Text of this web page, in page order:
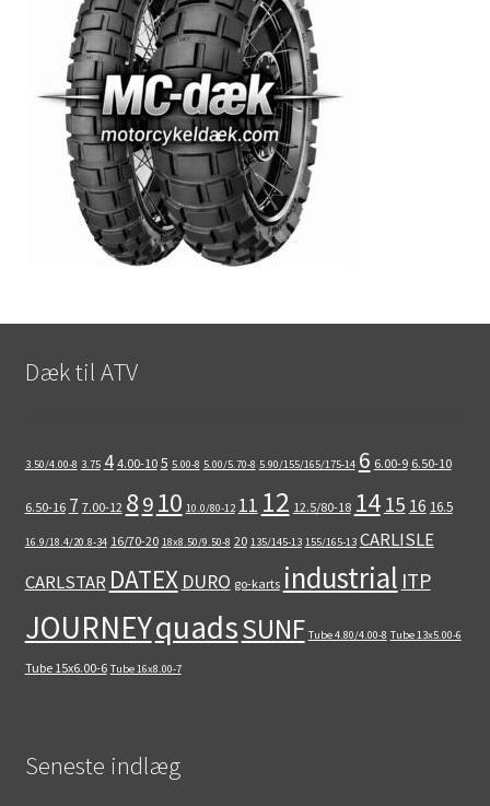
Dæk til ATV
3.50/4.00-8 3.75 4 4.00-10 5 5.00-8 5.00/5.70-8 5.90/155/165/175-14 6 6.00-9 6.50-10
6.50-16 7 7.00-12 89 10 10.0/80-12 11 12 12.5/80-18 14 15 16 16.5
16.9/18.4/20.8-34 16/70-20 18x8.50/9.50-8 20 135/145-13 155/165-13 CARLISLE
CARLSTAR DATEX DURO go-karts industrial ITP
JOURNEYquadsSUNF Tube 4.80/4.00-8 Tube 13x5.00-6
Tube 15x6.00-6 Tube 16x8.00-7
Seneste indlæg